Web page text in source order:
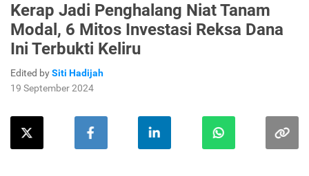
Kerap Jadi Penghalang Niat Tanam
Modal, 6 Mitos Investasi Reksa Dana
Ini Terbukti Keliru
Edited bySiti Hadijah
19 September 2024